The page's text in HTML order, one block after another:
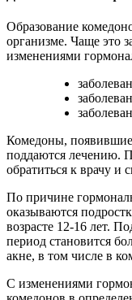
Образование
организме. Чаще это
изменениями
Комедоны,
поддаются лечению.
обратиться к врачу и
По причине
оказываются
возрасте 12-16 лет.
период становится
акне, в том числе в
С изменениями